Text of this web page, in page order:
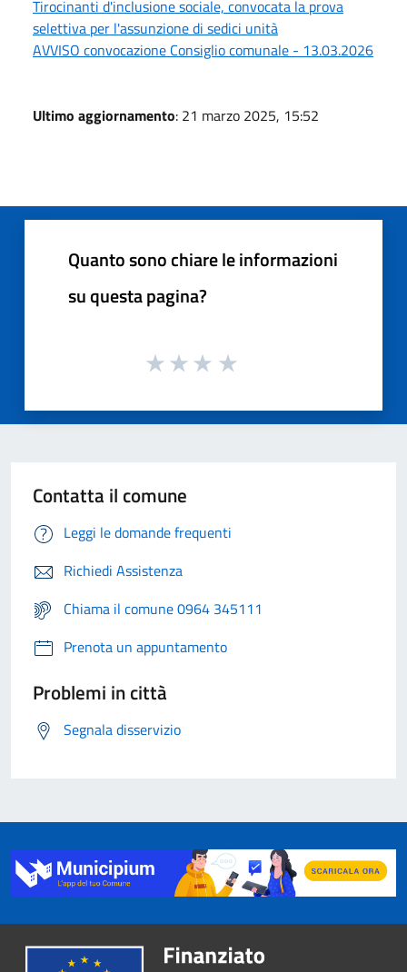
Tirocinanti d'inclusione sociale, convocata la prova
selettiva per l'assunzione di sedici unità
AVVISO convocazione Consiglio comunale - 13.03.2026
Ultimo aggiornamento: 21 marzo 2025, 15:52
Quanto sono chiare le informazioni
su questa pagina?
Contatta il comune
Leggi le domande frequenti
Richiedi Assistenza
Chiama il comune 0964 345111
Prenota un appuntamento
Problemi in città
Segnala disservizio